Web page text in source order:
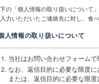
の「個人情報の取り扱いについて
力いただいたご連絡先に対し、食
人情報の取り扱いについて
当社はお問い合わせフォーム
なお、返信目的に必要な限度
または、返信目的に必要な限